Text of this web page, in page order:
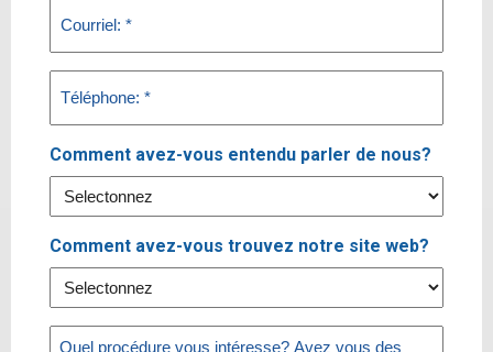
(Required)
(Required)
Comment avez-vous entendu parler de nous?
Comment avez-vous trouvez notre site web?